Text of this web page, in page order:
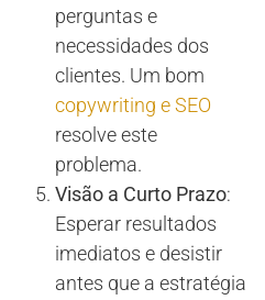
perguntas e
necessidades dos
clientes. Um bom
copywriting e SEO
resolve este
problema.
Visão a Curto Prazo:
Esperar resultados
imediatos e desistir
antes que a estratégia